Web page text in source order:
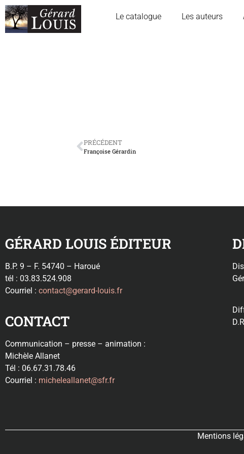
Le catalogue Les auteurs
PRÉCÉDENT
Françoise Gérardin
GÉRARD LOUIS ÉDITEUR
B.P. 9 – F. 54740 – Haroué
tél : 03.83.524.908
Courriel : contact@gerard-louis.fr
CONTACT
Communication – presse – animation :
Michèle Allanet
Tél : 06.67.31.78.46
Courriel : micheleallanet@sfr.fr
Mentions